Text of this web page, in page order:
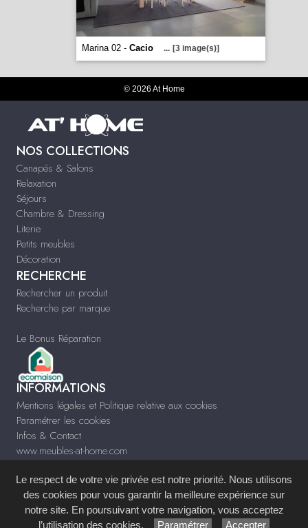
Marina 02 - Cacio ... [3 image(s)]
© 2026 At Home
NOS COLLECTIONS
Canapés & Salons
Relaxation
Séjours
Chambre & Dressing
Literie
Petits meubles
Décoration
RECHERCHE
Rechercher un produit
Recherche par marque
Le Bonus Réparation
INFORMATIONS
Mentions légales et Politique relative aux cookies
Paramétrer les cookies
Infos & Contact
www.meubles-at-home.com
Site réalisé avec leSystème de Gestion de Contenu (SGC)imagenia, créé et
Le respect de votre vie privée est notre priorité. Nous utilisons
des cookies pour vous garantir la meilleure expérience sur
notre site. En poursuivant votre navigation, vous acceptez
l’utilisation des cookies.
Paramétrer Accepter